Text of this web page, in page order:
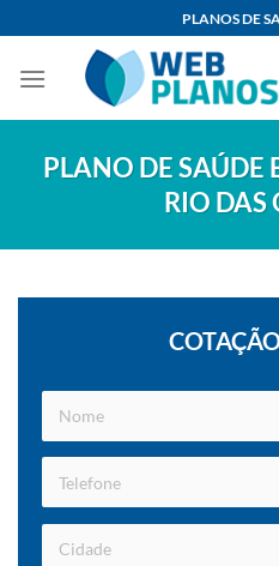
content
PLANOS DE
PLANO DE SAÚDE
RIO DAS